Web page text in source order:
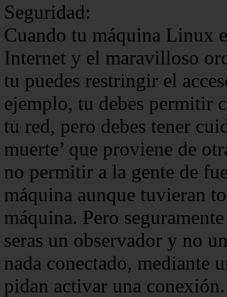
Seguridad:
Cuando tu máquina Linux
Internet y el maravilloso
tu puedes restringir el
ejemplo, tu debes permitir
tu red, pero debes tener
muerte’ que proviene de
no permitir a la gente de
máquina aunque tuvieran
máquina. Pero
seras un observador y no
nada conectado, mediante
pidan activar una conexión.